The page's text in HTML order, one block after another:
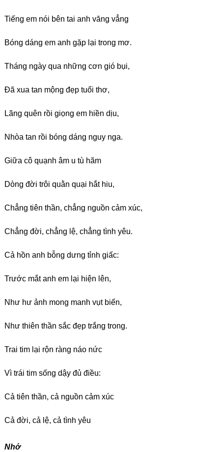
Tiếng em nói bên tai anh văng vẳng
Bóng dáng em anh gặp lại trong mơ.
Tháng ngày qua những cơn gió bụi,
Đã xua tan mộng đẹp tuổi thơ,
Lãng quên rồi giọng em hiền dịu,
Nhòa tan rồi bóng dáng nguy nga.
Giữa cô quạnh âm u tù hãm
Dòng đời trôi quằn quại hắt hiu,
Chẳng tiên thần, chẳng nguồn cảm xúc,
Chẳng đời, chẳng lệ, chẳng tình yêu.
Cả hồn anh bỗng dưng tỉnh giấc:
Trước mắt anh em lại hiện lên,
Như hư ảnh mong manh vụt biến,
Như thiên thần sắc đẹp trắng trong.
Trai tim lại rộn ràng náo nức
Vì trái tim sống dậy đủ điều:
Cả tiên thần, cả nguồn cảm xúc
Cả đời, cả lệ, cả tình yêu
Nhớ